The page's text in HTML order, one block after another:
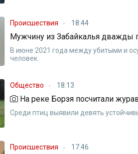
Происшествия 18:44
Мужчину из Забайкалья дважды
В июне 2021 года между убитыми и
человек.
Общество 18:13
На реке Борзя посчитали
Среди птиц выявили девять
Происшествия 17:46